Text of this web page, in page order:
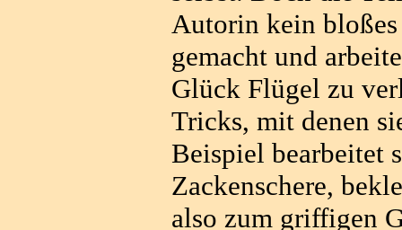
Autorin kein
gemacht und
Glück Flügel zu
Tricks, mit denen
Beispiel bearbeitet
Zackenschere,
also zum griffigen